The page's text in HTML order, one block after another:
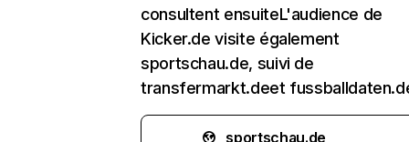
consultent ensuiteL'audience de
Kicker.de visite également
sportschau.de, suivi de
transfermarkt.deet
sportschau.de